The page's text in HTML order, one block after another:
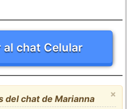
al chat Celular
×
del chat de Marianna